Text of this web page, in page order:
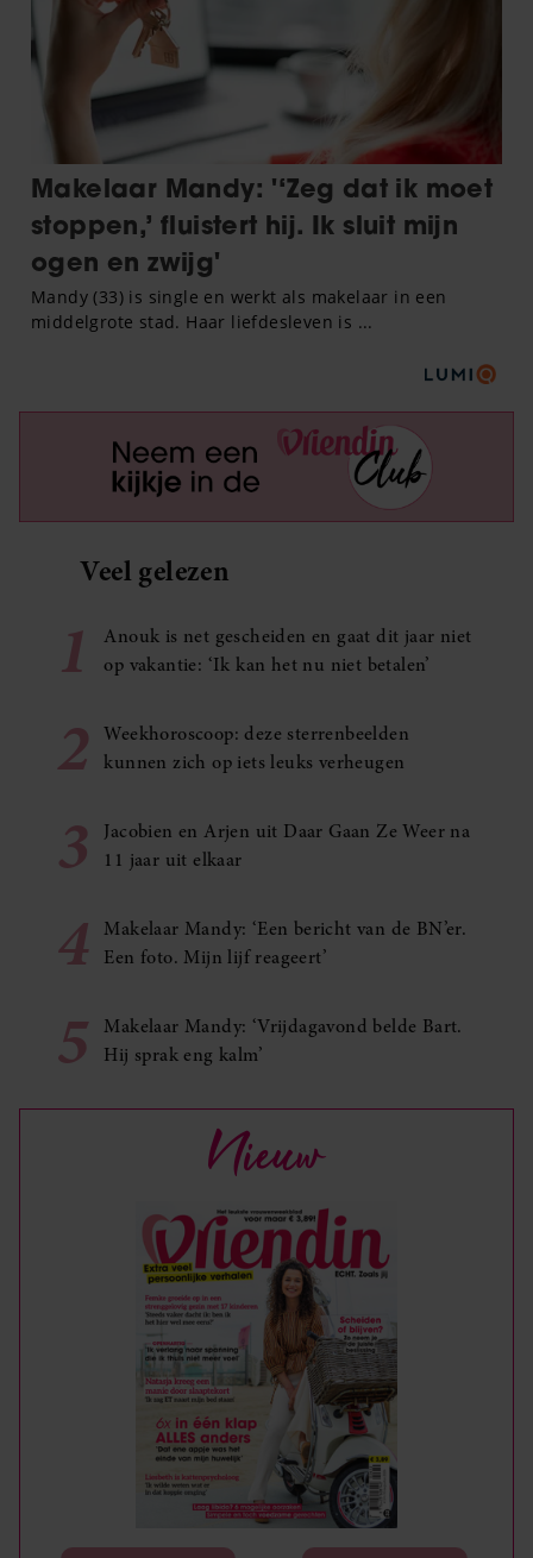
Veel gelezen
1
Anouk is net gescheiden en gaat dit jaar niet
op vakantie: ‘Ik kan het nu niet betalen’
2
Weekhoroscoop: deze sterrenbeelden
kunnen zich op iets leuks verheugen
3
Jacobien en Arjen uit Daar Gaan Ze Weer na
11 jaar uit elkaar
4
Makelaar Mandy: ‘Een bericht van de BN’er.
Een foto. Mijn lijf reageert’
5
Makelaar Mandy: ‘Vrijdagavond belde Bart.
Hij sprak eng kalm’
Nieuw